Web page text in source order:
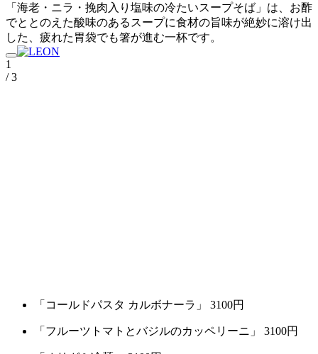
「海老・ニラ・挽肉入り塩味の冷たいスープそば」は、お酢
でととのえた酸味のあるスープに食材の旨味が絶妙に溶け出
した、疲れた胃袋でも箸が進む一杯です。
1
/ 3
「コールドパスタ カルボナーラ」 3100円
「フルーツトマトとバジルのカッペリーニ」 3100円